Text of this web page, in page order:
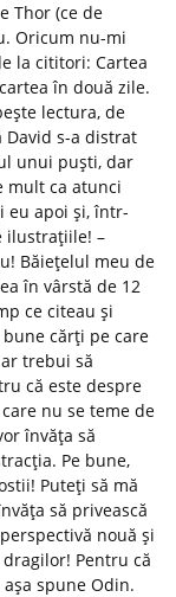
Thor (ce de
Oricum nu-mi
la cititori: Cartea
în două zile.
lectura, de
David s-a distrat
unui puști, dar
mult ca atunci
eu apoi și, într-
ilustrațiile! –
Băiețelul meu de
în vârstă de 12
ce citeau și
cărți pe care
trebui să
că este despre
nu se teme de
învăța să
Pe bune,
Puteți să mă
să privească
nouă și
Pentru că
spune Odin.